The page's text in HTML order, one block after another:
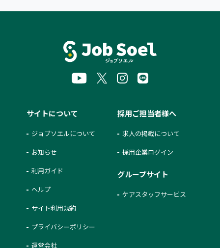
サイトについて
ジョブソエルについて
お知らせ
利用ガイド
ヘルプ
サイト利用規約
プライバシーポリシー
運営会社
採用ご担当者様へ
求人の掲載について
採用企業ログイン
グループサイト
ケアスタッフサービス